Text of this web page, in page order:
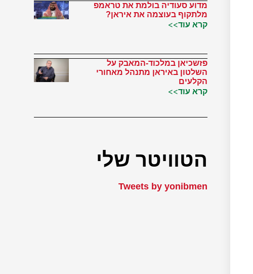
מדוע סעודיה בולמת את טראמפ
מלתקוף בעוצמה את איראן?
קרא עוד>>
פזשכיאן במלכוד-המאבק על
השלטון באיראן מתנהל מאחורי
הקלעים
קרא עוד>>
הטוויטר שלי
Tweets by yonibmen